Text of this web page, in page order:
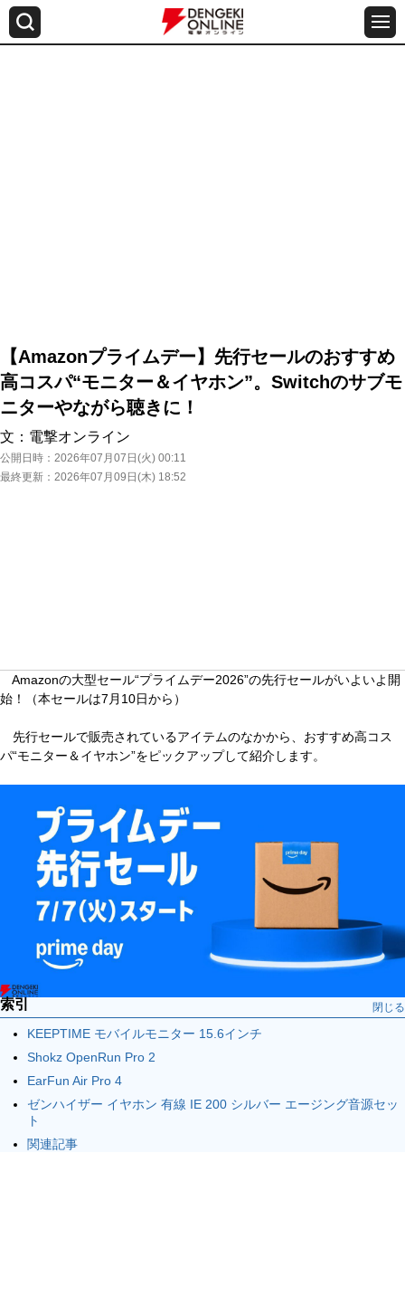
【Amazonプライムデー】先行セールのおすすめ
高コスパ“モニター＆イヤホン”。Switchのサブモ
ニターやながら聴きに！
文： 電撃オンライン
公開日時： 2026年07月07日(火) 00:11
最終更新： 2026年07月09日(木) 18:52
Amazonの大型セール“プライムデー2026”の先行セールがいよいよ開
始！（本セールは7月10日から）
先行セールで販売されているアイテムのなかから、おすすめ高コス
パ“モニター＆イヤホン”をピックアップして紹介します。
索引 閉じる
KEEPTIME モバイルモニター 15.6インチ
Shokz OpenRun Pro 2
EarFun Air Pro 4
ゼンハイザー イヤホン 有線 IE 200 シルバー エージング音源セッ
ト
関連記事